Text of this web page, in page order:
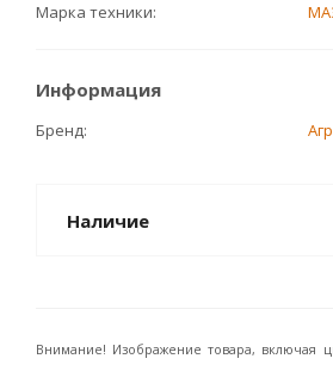
Марка техники
Информация
Бренд
Наличие
Внимание! Изображение товара, включая